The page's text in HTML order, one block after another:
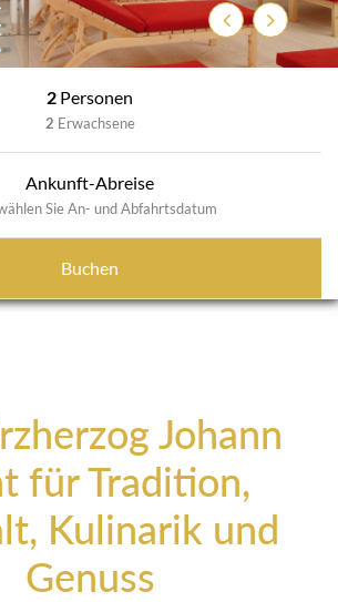
ZurückWeiter
2 Personen
2 Erwachsene
Ankunft-Abreise
Sie An- und Abfahrtsdatum
Buchen
Johann
für Tradition,
Kulinarik und
Genuss